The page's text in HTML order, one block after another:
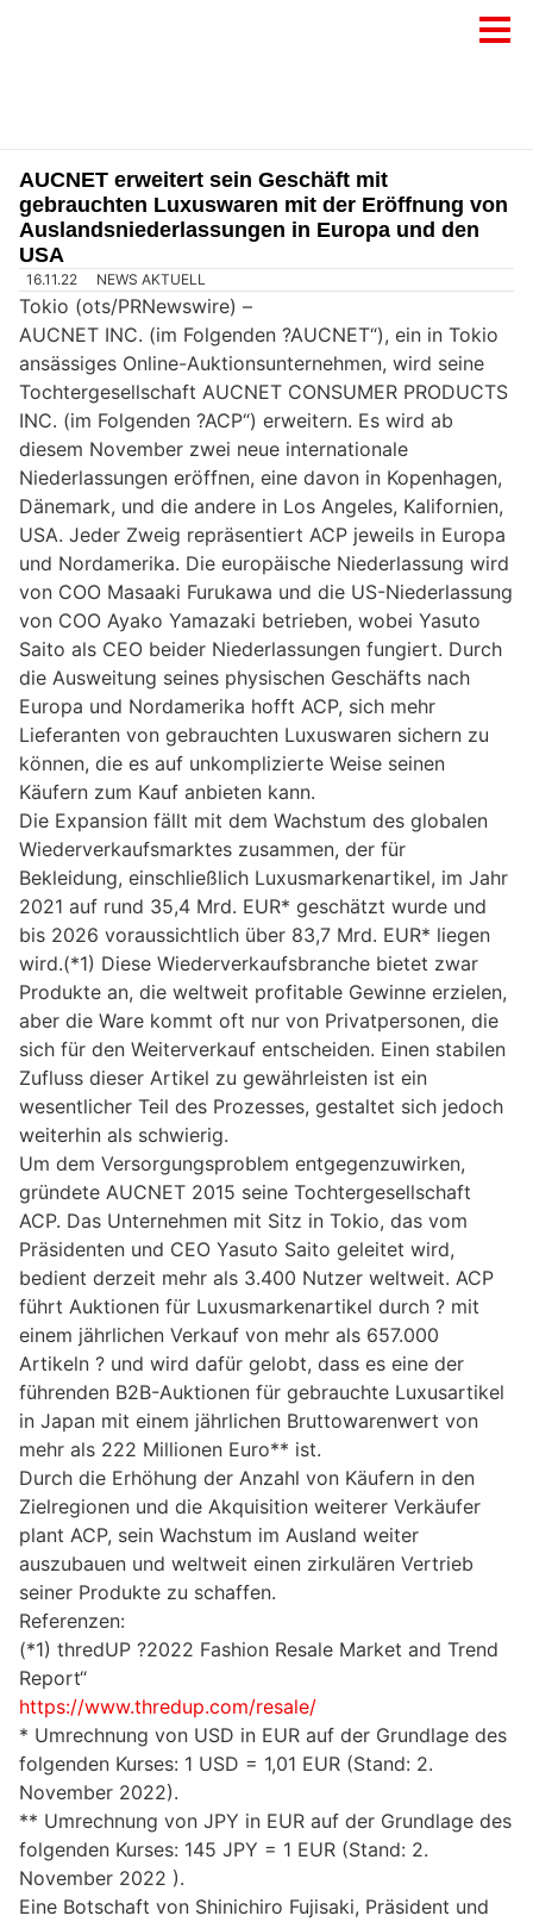
AUCNET erweitert sein Geschäft mit
gebrauchten Luxuswaren mit der Eröffnung von
Auslandsniederlassungen in Europa und den
USA
16.11.22 NEWS AKTUELL
Tokio (ots/PRNewswire) –
AUCNET INC. (im Folgenden ?AUCNET“), ein in Tokio
ansässiges Online-Auktionsunternehmen, wird seine
Tochtergesellschaft AUCNET CONSUMER PRODUCTS
INC. (im Folgenden ?ACP“) erweitern. Es wird ab
diesem November zwei neue internationale
Niederlassungen eröffnen, eine davon in Kopenhagen,
Dänemark, und die andere in Los Angeles, Kalifornien,
USA. Jeder Zweig repräsentiert ACP jeweils in Europa
und Nordamerika. Die europäische Niederlassung wird
von COO Masaaki Furukawa und die US-Niederlassung
von COO Ayako Yamazaki betrieben, wobei Yasuto
Saito als CEO beider Niederlassungen fungiert. Durch
die Ausweitung seines physischen Geschäfts nach
Europa und Nordamerika hofft ACP, sich mehr
Lieferanten von gebrauchten Luxuswaren sichern zu
können, die es auf unkomplizierte Weise seinen
Käufern zum Kauf anbieten kann.
Die Expansion fällt mit dem Wachstum des globalen
Wiederverkaufsmarktes zusammen, der für
Bekleidung, einschließlich Luxusmarkenartikel, im Jahr
2021 auf rund 35,4 Mrd. EUR* geschätzt wurde und
bis 2026 voraussichtlich über 83,7 Mrd. EUR* liegen
wird.(*1) Diese Wiederverkaufsbranche bietet zwar
Produkte an, die weltweit profitable Gewinne erzielen,
aber die Ware kommt oft nur von Privatpersonen, die
sich für den Weiterverkauf entscheiden. Einen stabilen
Zufluss dieser Artikel zu gewährleisten ist ein
wesentlicher Teil des Prozesses, gestaltet sich jedoch
weiterhin als schwierig.
Um dem Versorgungsproblem entgegenzuwirken,
gründete AUCNET 2015 seine Tochtergesellschaft
ACP. Das Unternehmen mit Sitz in Tokio, das vom
Präsidenten und CEO Yasuto Saito geleitet wird,
bedient derzeit mehr als 3.400 Nutzer weltweit. ACP
führt Auktionen für Luxusmarkenartikel durch ? mit
einem jährlichen Verkauf von mehr als 657.000
Artikeln ? und wird dafür gelobt, dass es eine der
führenden B2B-Auktionen für gebrauchte Luxusartikel
in Japan mit einem jährlichen Bruttowarenwert von
mehr als 222 Millionen Euro** ist.
Durch die Erhöhung der Anzahl von Käufern in den
Zielregionen und die Akquisition weiterer Verkäufer
plant ACP, sein Wachstum im Ausland weiter
auszubauen und weltweit einen zirkulären Vertrieb
seiner Produkte zu schaffen.
Referenzen:
(*1) thredUP ?2022 Fashion Resale Market and Trend
Report“
https://www.thredup.com/resale/
* Umrechnung von USD in EUR auf der Grundlage des
folgenden Kurses: 1 USD = 1,01 EUR (Stand: 2.
November 2022).
** Umrechnung von JPY in EUR auf der Grundlage des
folgenden Kurses: 145 JPY = 1 EUR (Stand: 2.
November 2022 ).
Eine Botschaft von Shinichiro Fujisaki, Präsident und